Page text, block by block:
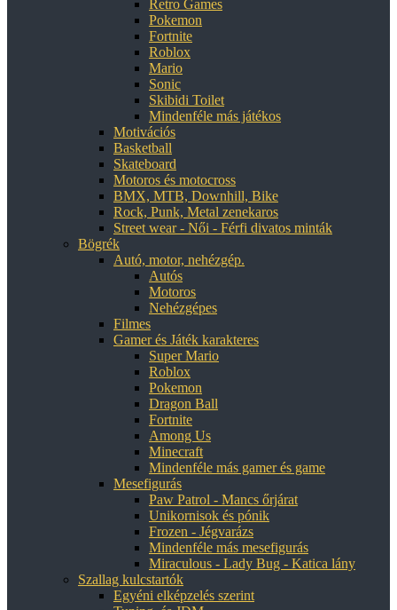
Retro Games
Pokemon
Fortnite
Roblox
Mario
Sonic
Skibidi Toilet
Mindenféle más játékos
Motivációs
Basketball
Skateboard
Motoros és motocross
BMX, MTB, Downhill, Bike
Rock, Punk, Metal zenekaros
Street wear - Női - Férfi divatos minták
Bögrék
Autó, motor, nehézgép.
Autós
Motoros
Nehézgépes
Filmes
Gamer és Játék karakteres
Super Mario
Roblox
Pokemon
Dragon Ball
Fortnite
Among Us
Minecraft
Mindenféle más gamer és game
Mesefigurás
Paw Patrol - Mancs őrjárat
Unikornisok és pónik
Frozen - Jégvarázs
Mindenféle más mesefigurás
Miraculous - Lady Bug - Katica lány
Szallag kulcstartók
Egyéni elképzelés szerint